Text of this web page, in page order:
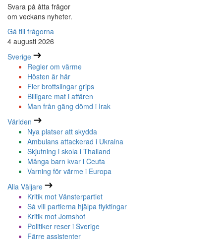
Svara på åtta frågor
om veckans nyheter.
Gå till frågorna
4 augusti 2026
Sverige
Regler om värme
Hösten är här
Fler brottslingar grips
Billigare mat i affären
Man från gäng dömd i Irak
Världen
Nya platser att skydda
Ambulans attackerad i Ukraina
Skjutning i skola i Thailand
Många barn kvar i Ceuta
Varning för värme i Europa
Alla Väljare
Kritik mot Vänsterpartiet
Så vill partierna hjälpa flyktingar
Kritik mot Jomshof
Politiker reser i Sverige
Färre assistenter